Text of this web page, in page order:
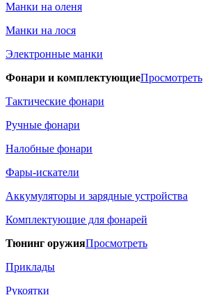
Манки на оленя
Манки на лося
Электронные манки
Фонари и комплектующиеПросмотреть
Тактические фонари
Ручные фонари
Налобные фонари
Фары-искатели
Аккумуляторы и зарядные устройства
Комплектующие для фонарей
Тюнинг оружияПросмотреть
Приклады
Рукоятки